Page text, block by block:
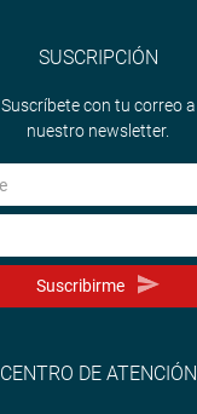
SUSCRIPCIÓN
Suscríbete con tu correo a
nuestro newsletter.
Suscribirme
CENTRO DE ATENCIÓN